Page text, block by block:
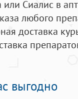
Сиалис в
любого
доставка
выгодно